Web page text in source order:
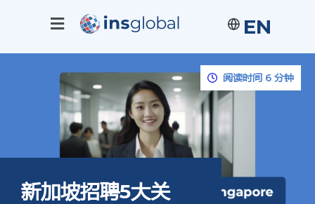
EN
阅读时间 6 分钟
新加坡招聘5大关